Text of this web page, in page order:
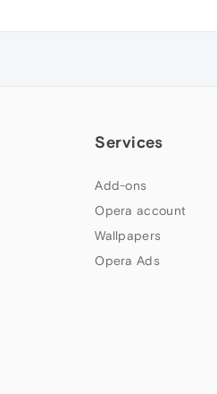
Services
Add-ons
Opera account
Wallpapers
Opera Ads